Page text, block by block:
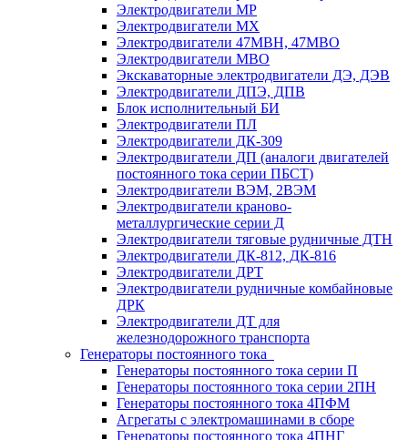
Электродвигатели МР
Электродвигатели MX
Электродвигатели 47MBH, 47МВО
Электродвигатели MBO
Экскаваторные электродвигатели ДЭ, ДЭВ
Электродвигатели ДПЭ, ДПВ
Блок исполнительный БИ
Электродвигатели ПЛ
Электродвигатели ДК-309
Электродвигатели ДП (аналоги двигателей
постоянного тока серии ПБСТ)
Электродвигатели ВЭМ, 2ВЭМ
Электродвигатели краново-
металлургические серии Д
Электродвигатели тяговые рудничные ДТН
Электродвигатели ДК-812, ДК-816
Электродвигатели ДРТ
Электродвигатели рудничные комбайновые
ДРК
Электродвигатели ДТ для
железнодорожного транспорта
Генераторы постоянного тока
Генераторы постоянного тока серии П
Генераторы постоянного тока серии 2ПН
Генераторы постоянного тока 4ПФМ
Агрегаты с электромашинами в сборе
Генераторы постоянного тока 4ПНГ